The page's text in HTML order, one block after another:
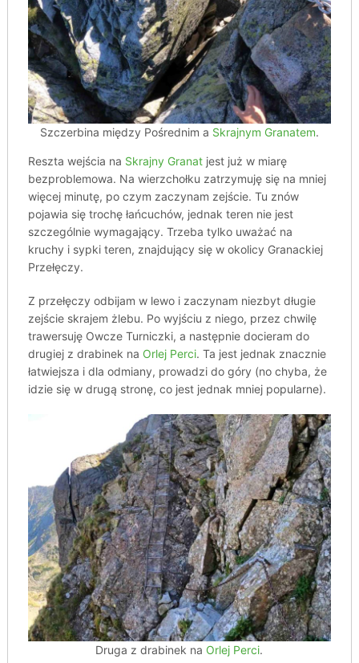
Szczerbina między Pośrednim a Skrajnym Granatem.
Reszta wejścia na Skrajny Granatjest już w miarę
bezproblemowa. Na wierzchołku zatrzymuję się na mniej
więcej minutę, po czym zaczynam zejście. Tu znów
pojawia się trochę łańcuchów, jednak teren nie jest
szczególnie wymagający. Trzeba tylko uważać na
kruchy i sypki teren, znajdujący się w okolicy Granackiej
Przełęczy.
Z przełęczy odbijam w lewo i zaczynam niezbyt długie
zejście skrajem żlebu. Po wyjściu z niego, przez chwilę
trawersuję Owcze Turniczki, a następnie docieram do
drugiej z drabinek na Orlej Perci. Ta jest jednak znacznie
łatwiejsza i dla odmiany, prowadzi do góry (no chyba, że
idzie się w drugą stronę, co jest jednak mniej popularne).
Druga z drabinek na Orlej Perci.